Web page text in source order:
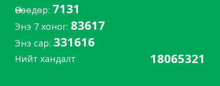
Өнөөдөр: 7131
Энэ 7 хоног: 83617
Энэ сар: 331616
Нийт хандалт 18065321